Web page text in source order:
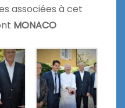
associées à cet
MONACO